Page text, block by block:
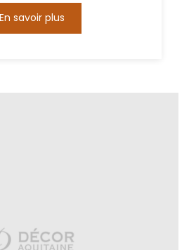
En savoir plus